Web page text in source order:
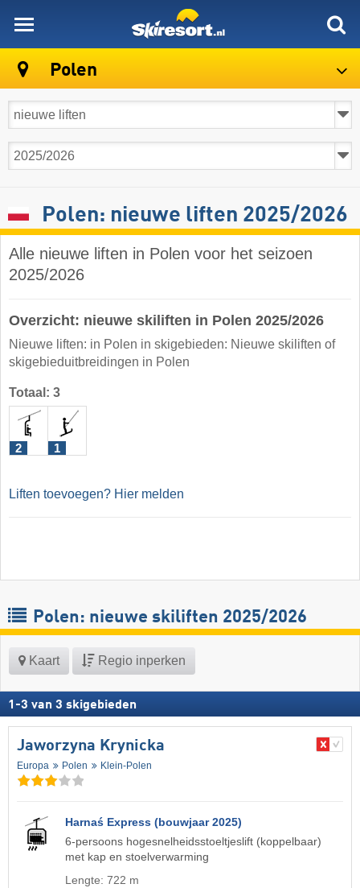
Polen
Polen: nieuwe liften 2025/2026
Alle nieuwe liften in Polen voor het seizoen
2025/2026
Overzicht: nieuwe skiliften in Polen 2025/2026
Nieuwe liften: in Polen in skigebieden: Nieuwe skiliften of
skigebieduitbreidingen in Polen
Totaal: 3
2 1
Liften toevoegen? Hier melden
Polen: nieuwe skiliften 2025/2026
Kaart Regio inperken
1 -3 van 3 skigebieden
Jaworzyna Krynicka
Europa Polen Klein-Polen
Harnaś Express (bouwjaar 2025)
6-persoons hogesnelheidsstoeltjeslift (koppelbaar)
met kap en stoelverwarming
Lengte: 722 m